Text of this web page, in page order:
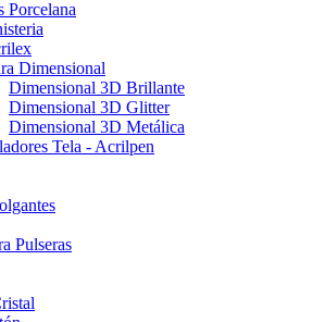
Porcelana
Dimensional
Dimensional 3D Brillante
Dimensional 3D Glitter
Dimensional 3D Metálica
Tela - Acrilpen
Pulseras